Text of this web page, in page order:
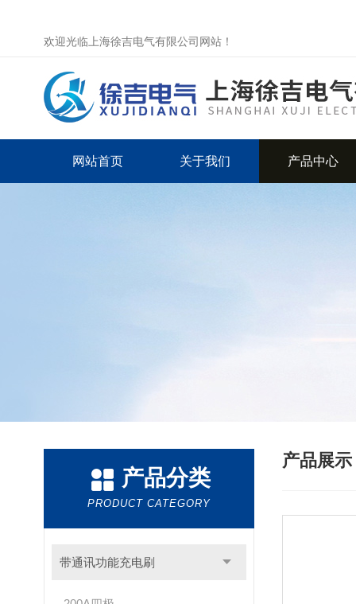
欢迎光临上海徐吉电气有限公司网站！
网站首页 关于我们 产品中心
产品分类
PRODUCT CATEGORY
带通讯功能充电刷
产品展示